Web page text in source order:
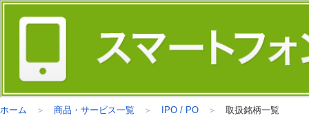
ホーム 商品・サービス一覧 IPO / PO 取扱銘柄一覧